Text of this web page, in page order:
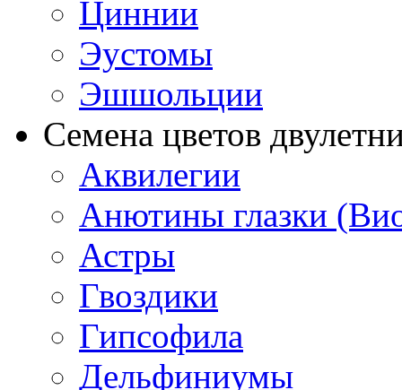
Циннии
Эустомы
Эшшольции
Семена цветов
Аквилегии
Анютины глазки
Астры
Гвоздики
Гипсофила
Дельфиниумы